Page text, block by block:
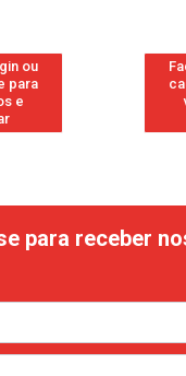
ou
para
e
para receber